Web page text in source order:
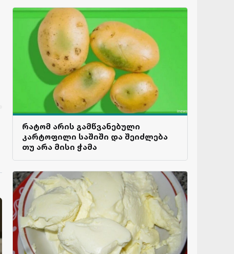
რატომ არის გამწვანებული
კარტოფილი საშიში და შეიძლება
თუ არა მისი ჭამა